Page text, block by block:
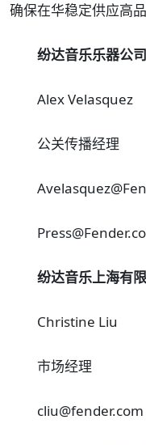
确保在华稳定供应高
纷达音乐乐器公
Alex Velasquez
公关传播经理
纷达音乐上海有
Christine Liu
市场经理
cliu@fender.com